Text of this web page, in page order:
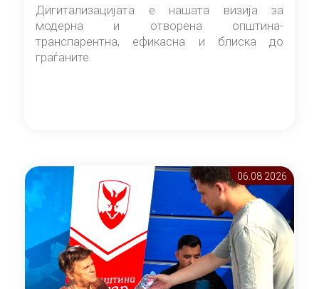
Дигитализацијата е нашата визија за
модерна и отворена општина-
транспарентна, ефикасна и блиска до
граѓаните.
06.08 2026